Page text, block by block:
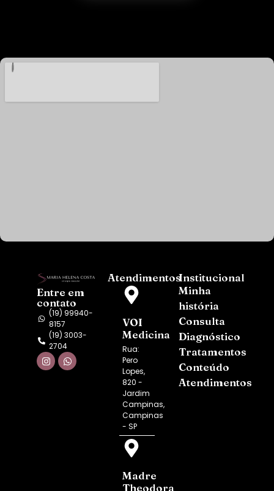
Entre em
contato
(19) 99940-
8157
(19) 3003-
2704
Atendimentos
VOI
Medicina
Rua:
Pero
Lopes,
820 -
Jardim
Campinas,
Campinas
- SP
Madre
Theodora
Institucional
Minha
história
Consulta
Diagnóstico
Tratamentos
Conteúdo
Atendimentos